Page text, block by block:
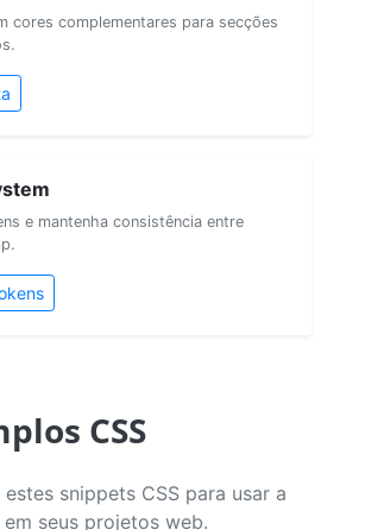
cores complementares para secções
e mantenha consistência entre
CSS
snippets CSS para usar a
em seus projetos web.